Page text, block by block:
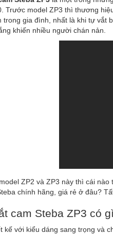
Trước model ZP3 thì thương
trong gia đình, nhất là khi tự vắt
khiến nhiều người chán nản.
ZP2 và ZP3 này thì cái
chính hãng, giá rẻ ở đâu?
cam Steba ZP3 có
kế với kiểu dáng sang trọng và